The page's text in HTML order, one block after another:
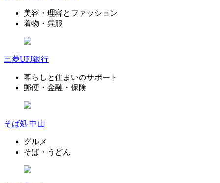
美容・理容とファッション
着物・呉服
三菱UFJ銀行
暮らしと住まいのサポート
郵便・金融・保険
そば処 中山
グルメ
そば・うどん